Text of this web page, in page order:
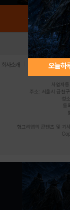
오늘하
회사소개 | 개인정
사업자
주소: 서울시 금천
청
등
헝그리앱의 콘텐츠 및 기